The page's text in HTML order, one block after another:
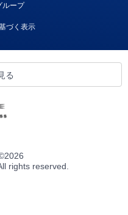
ループ
づく表示
る
2026
rights reserved.